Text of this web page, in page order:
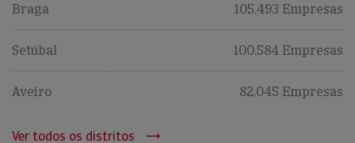
Braga 105,493 Empresas
Setúbal 100,584 Empresas
Aveiro 82,045 Empresas
Ver todos os distritos